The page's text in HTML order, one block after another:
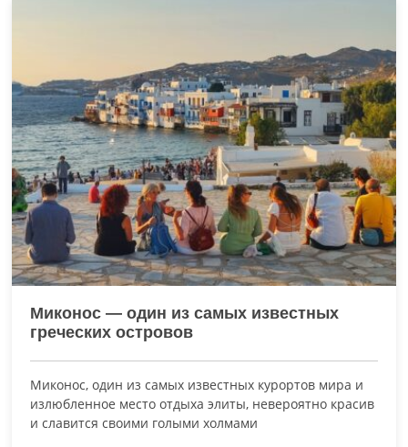
Миконос — один из самых известных
греческих островов
Миконос, один из самых известных курортов мира и
излюбленное место отдыха элиты, невероятно красив
и славится своими голыми холмами